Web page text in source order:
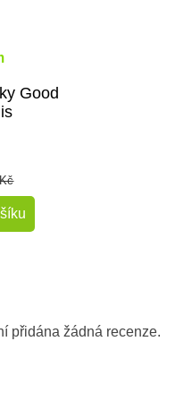
Good
přidána žádná recenze.